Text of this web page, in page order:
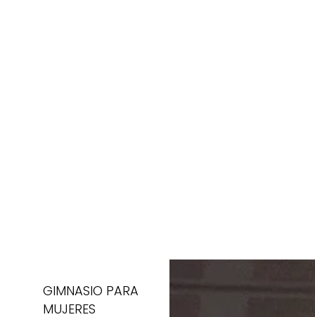
GIMNASIO PARA
MUJERES